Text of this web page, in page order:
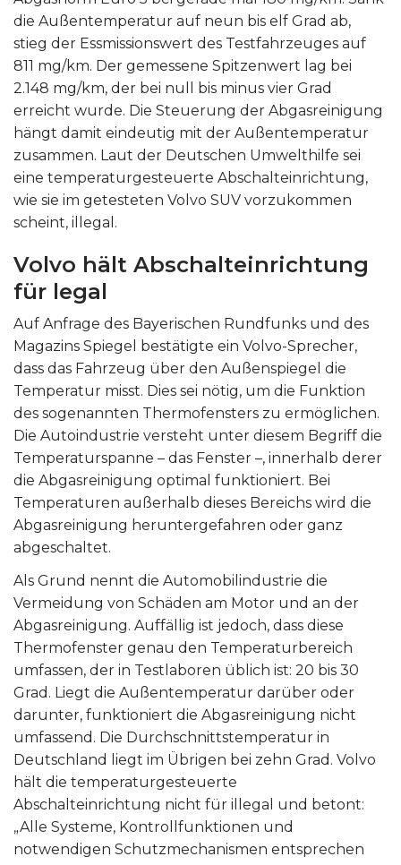
die Außentemperatur auf neun bis elf Grad ab,
stieg der Essmissionswert des Testfahrzeuges auf
811 mg/km. Der gemessene Spitzenwert lag bei
2.148 mg/km, der bei null bis minus vier Grad
erreicht wurde. Die Steuerung der Abgasreinigung
hängt damit eindeutig mit der Außentemperatur
zusammen. Laut der Deutschen Umwelthilfe sei
eine temperaturgesteuerte Abschalteinrichtung,
wie sie im getesteten Volvo SUV vorzukommen
scheint, illegal.
Volvo hält Abschalteinrichtung
für legal
Auf Anfrage des Bayerischen Rundfunks und des
Magazins Spiegel bestätigte ein Volvo-Sprecher,
dass das Fahrzeug über den Außenspiegel die
Temperatur misst. Dies sei nötig, um die Funktion
des sogenannten Thermofensters zu ermöglichen.
Die Autoindustrie versteht unter diesem Begriff die
Temperaturspanne – das Fenster –, innerhalb derer
die Abgasreinigung optimal funktioniert. Bei
Temperaturen außerhalb dieses Bereichs wird die
Abgasreinigung heruntergefahren oder ganz
abgeschaltet.
Als Grund nennt die Automobilindustrie die
Vermeidung von Schäden am Motor und an der
Abgasreinigung. Auffällig ist jedoch, dass diese
Thermofenster genau den Temperaturbereich
umfassen, der in Testlaboren üblich ist: 20 bis 30
Grad. Liegt die Außentemperatur darüber oder
darunter, funktioniert die Abgasreinigung nicht
umfassend. Die Durchschnittstemperatur in
Deutschland liegt im Übrigen bei zehn Grad. Volvo
hält die temperaturgesteuerte
Abschalteinrichtung nicht für illegal und betont:
„Alle Systeme, Kontrollfunktionen und
notwendigen Schutzmechanismen entsprechen